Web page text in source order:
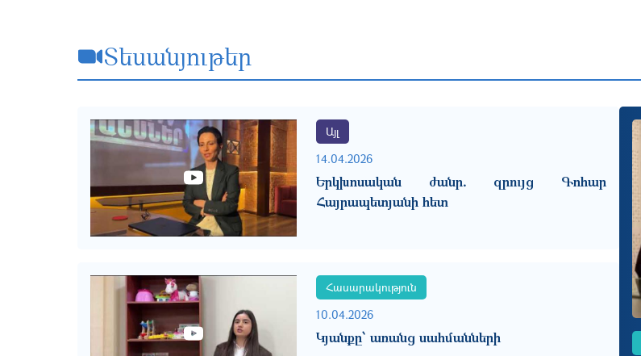
Տեսանյութեր
Այլ
14.04.2026
Երկխոսական ժանր․ զրույց Գոհար
Հայրապետյանի հետ
Հասարակություն
10.04.2026
Կյանքը՝ առանց սահմանների